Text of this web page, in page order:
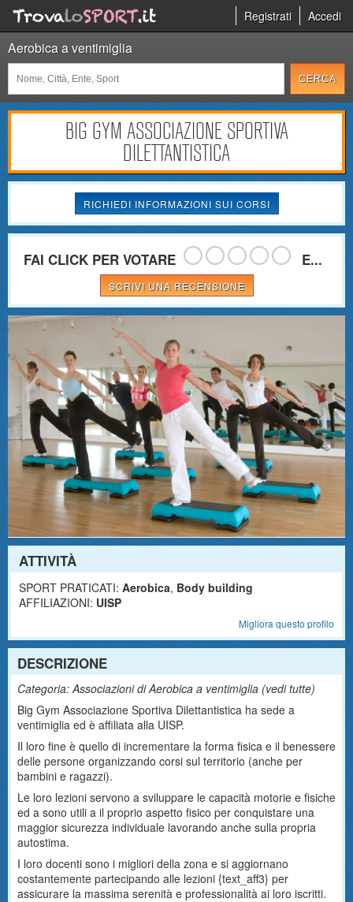
Registrati Accedi
Aerobica a ventimiglia
BIG GYM ASSOCIAZIONE SPORTIVA
DILETTANTISTICA
RICHIEDI INFORMAZIONI SUI CORSI
FAI CLICK PER VOTARE E...
SCRIVI UNA RECENSIONE
ATTIVITÀ
SPORT PRATICATI: Aerobica, Body building
AFFILIAZIONI: UISP
Migliora questo profilo
DESCRIZIONE
Categoria: Associazioni di Aerobica a ventimiglia (vedi tutte)
Big Gym Associazione Sportiva Dilettantistica ha sede a
ventimiglia ed è affiliata alla UISP.
Il loro fine è quello di incrementare la forma fisica e il benessere
delle persone organizzando corsi sul territorio (anche per
bambini e ragazzi).
Le loro lezioni servono a sviluppare le capacità motorie e fisiche
ed a sono utili a il proprio aspetto fisico per conquistare una
maggior sicurezza individuale lavorando anche sulla propria
autostima.
I loro docenti sono i migliori della zona e si aggiornano
costantemente partecipando alle lezioni {text_aff3} per
assicurare la massima serenità e professionalità ai loro iscritti.